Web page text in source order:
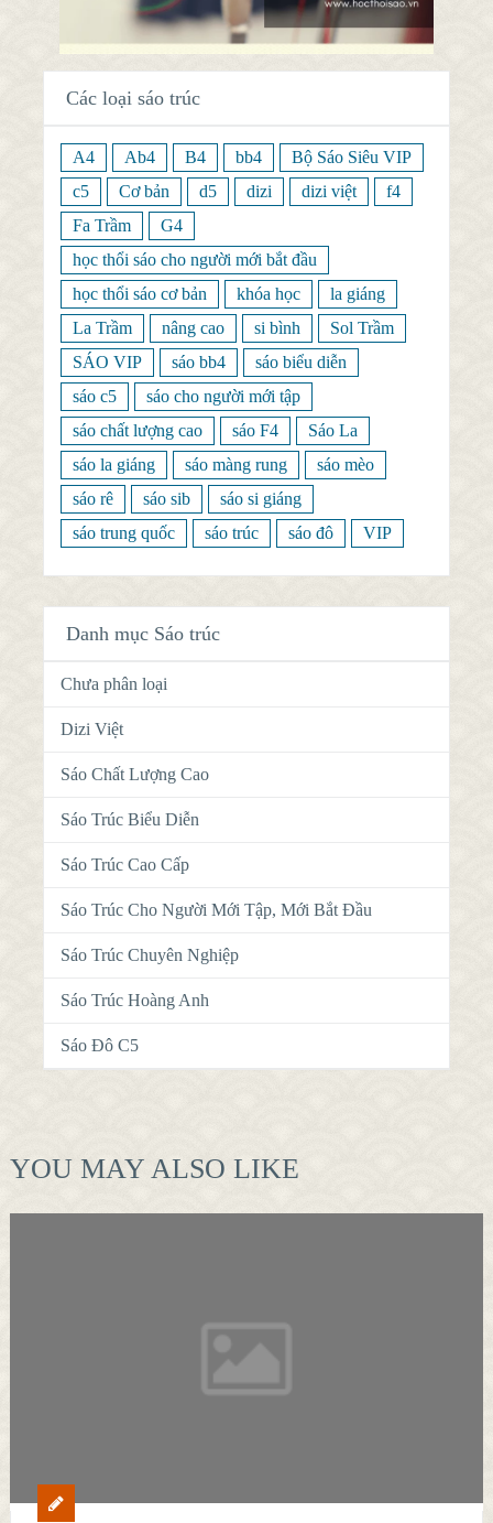
Các loại sáo trúc
A4 Ab4 B4 bb4
Bộ Sáo Siêu VIP
c5
Cơ bản d5 dizi dizi việt
f4
Fa Trầm
G4
học thổi sáo cho người mới bắt đầu
học thổi sáo cơ bản
khóa học
la giáng
La Trầm
nâng cao si bình
Sol Trầm
SÁO VIP
sáo bb4
sáo biểu diễn
sáo c5
sáo cho người mới tập
sáo chất lượng cao
sáo F4
Sáo La
sáo la giáng
sáo màng rung
sáo mèo
sáo rê
sáo sib
sáo si giáng
sáo trung quốc
sáo trúc sáo đô VIP
Danh mục Sáo trúc
Chưa phân loại
Dizi Việt
Sáo Chất Lượng Cao
Sáo Trúc Biểu Diễn
Sáo Trúc Cao Cấp
Sáo Trúc Cho Người Mới Tập, Mới Bắt Đầu
Sáo Trúc Chuyên Nghiệp
Sáo Trúc Hoàng Anh
Sáo Đô C5
YOU MAY ALSO LIKE